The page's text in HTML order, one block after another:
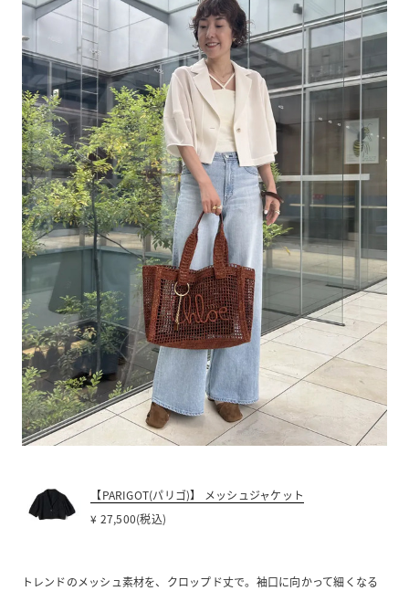
【PARIGOT(パリゴ)】 メッシュジャケット
¥ 27,500(税込)
トレンドのメッシュ素材を、クロップド丈で。袖口に向かって細くなる